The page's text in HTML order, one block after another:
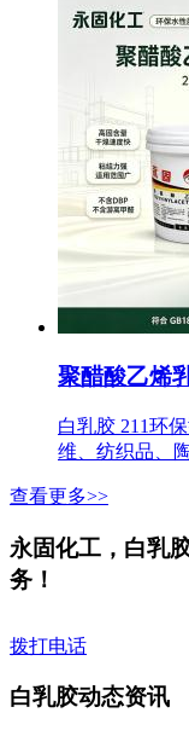
聚醋酸乙烯
白乳胶 211环
维、纺织品、
查看更多>>
永固化工，白乳
务！
拨打电话
白乳胶动态资讯